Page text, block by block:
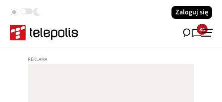
Zaloguj się
35